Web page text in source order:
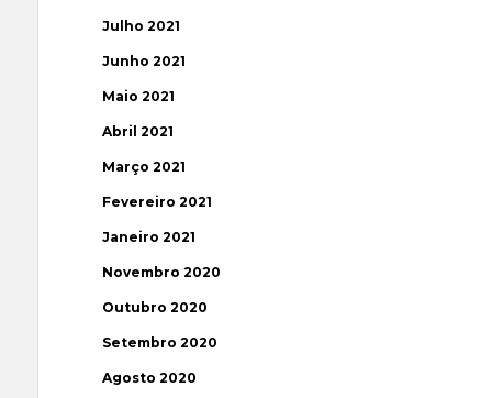
Julho 2021
Junho 2021
Maio 2021
Abril 2021
Março 2021
Fevereiro 2021
Janeiro 2021
Novembro 2020
Outubro 2020
Setembro 2020
Agosto 2020